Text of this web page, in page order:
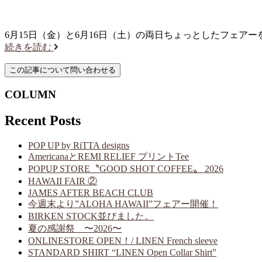
6月15日（金）と6月16日（土）の両日ちょっとしたフェアー
続きを読む
COLUMN
Recent Posts
POP UP by RiTTA designs
AmericanaとREMI RELIEF プリントTee
POPUP STORE〝GOOD SHOT COFFEE〟 2026
HAWAII FAIR ②
JAMES AFTER BEACH CLUB
今週末より”ALOHA HAWAII”フェアー開催！
BIRKEN STOCK並びました。
夏の感謝祭 〜2026〜
ONLINESTORE OPEN！/ LINEN French sleeve
STANDARD SHIRT “LINEN Open Collar Shirt”